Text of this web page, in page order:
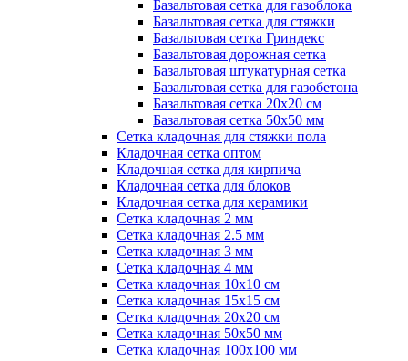
Базальтовая сетка для газоблока
Базальтовая сетка для стяжки
Базальтовая сетка Гриндекс
Базальтовая дорожная сетка
Базальтовая штукатурная сетка
Базальтовая сетка для газобетона
Базальтовая сетка 20x20 см
Базальтовая сетка 50x50 мм
Сетка кладочная для стяжки пола
Кладочная сетка оптом
Кладочная сетка для кирпича
Кладочная сетка для блоков
Кладочная сетка для керамики
Сетка кладочная 2 мм
Сетка кладочная 2.5 мм
Сетка кладочная 3 мм
Сетка кладочная 4 мм
Сетка кладочная 10x10 см
Сетка кладочная 15x15 см
Сетка кладочная 20x20 см
Сетка кладочная 50x50 мм
Сетка кладочная 100x100 мм